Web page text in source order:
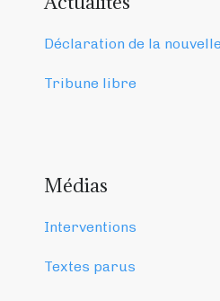
Déclaration de la
Tribune libre
Médias
Interventions
Textes parus